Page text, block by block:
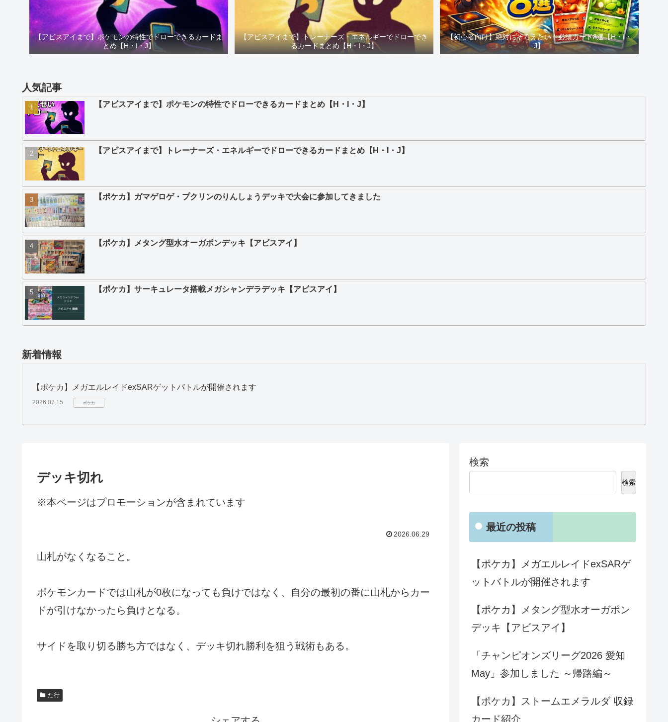
【アビスアイまで】ポケモンの特性でドローできるカードま
とめ【H・I・J】
【アビスアイまで】トレーナーズ・エネルギーでドローでき
るカードまとめ【H・I・J】
【初心者向け】絶対にそろえたい！必須カード8選【H・I・
J】
人気記事
【アビスアイまで】ポケモンの特性でドローできるカードまとめ【H・I・J】
【アビスアイまで】トレーナーズ・エネルギーでドローできるカードまとめ【H・I・J】
【ポケカ】ガマゲロゲ・プクリンのりんしょうデッキで大会に参加してきました
【ポケカ】メタング型水オーガポンデッキ【アビスアイ】
【ポケカ】サーキュレータ搭載メガシャンデラデッキ【アビスアイ】
新着情報
【ポケカ】メガエルレイドexSARゲットバトルが開催されます
2026.07.15 ポケカ
デッキ切れ
※本ページはプロモーションが含まれています
2026.06.29
山札がなくなること。
ポケモンカードでは山札が0枚になっても負けではなく、自分の最初の番に山札からカー
ドが引けなかったら負けとなる。
サイドを取り切る勝ち方ではなく、デッキ切れ勝利を狙う戦術もある。
た行
検索
検索
最近の投稿
【ポケカ】メガエルレイドexSARゲ
ットバトルが開催されます
【ポケカ】メタング型水オーガポン
デッキ【アビスアイ】
「チャンピオンズリーグ2026 愛知
May」参加しました ～帰路編～
【ポケカ】ストームエメラルダ 収録
カード紹介